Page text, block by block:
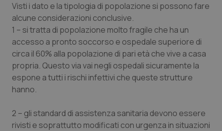
Puglia
Sardegna
Sicilia
Toscana
Umbria
Malattie rare
Malattia di Crohn & Rettocolite Ulcerosa
Neuroscienze & patologie neurodegenerative
Obesità
Oftalmologia
Visti i dato e la tipologia di popolazione si possono fare
alcune considerazioni conclusive.
1 – si tratta di popolazione molto fragile che ha un
accesso a pronto soccorso e ospedale superiore di
circa il 60% alla popolazione di pari età che vive a casa
propria. Questo via vai negli ospedali sicuramente la
espone a tutti i rischi infettivi che queste strutture
hanno.
2 – gli standard di assistenza sanitaria devono essere
rivisti e soprattutto modificati con urgenza in situazioni